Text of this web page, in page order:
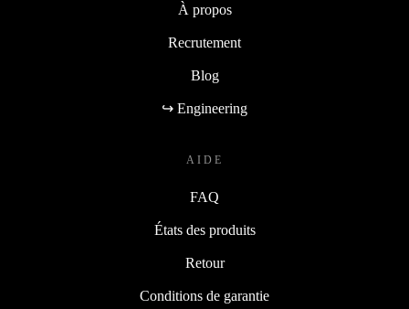
À propos
Recrutement
Blog
↪ Engineering
AIDE
FAQ
États des produits
Retour
Conditions de garantie